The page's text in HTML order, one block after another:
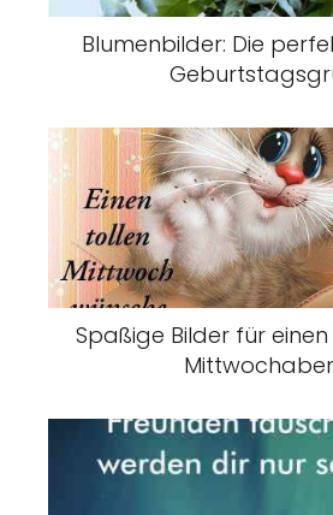
Blumenbilder: Die
Spaßige Bilder für